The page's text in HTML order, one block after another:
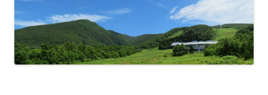
ス
プ